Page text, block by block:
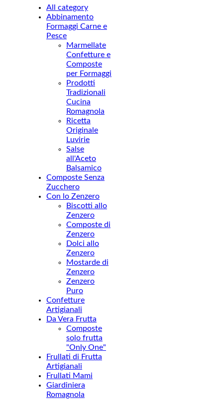
All category
Abbinamento
Formaggi Carne e
Pesce
Marmellate
Confetture e
Composte
per Formaggi
Prodotti
Tradizionali
Cucina
Romagnola
Ricetta
Originale
Luvirie
Salse
all'Aceto
Balsamico
Composte Senza
Zucchero
Con lo Zenzero
Biscotti allo
Zenzero
Composte di
Zenzero
Dolci allo
Zenzero
Mostarde di
Zenzero
Zenzero
Puro
Confetture
Artigianali
Da Vera Frutta
Composte
solo frutta
"Only One"
Frullati di Frutta
Artigianali
Frullati Mami
Giardiniera
Romagnola